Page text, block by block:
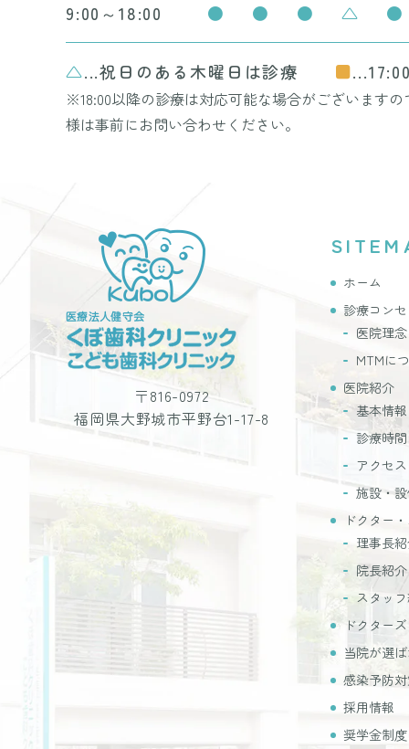
9:00～18:00 ● ● ● △ ●
△...祝日のある木曜日は診療 ■
※18:00以降の診療は対応可能な場合がございます
様は事前にお問い合わせください。
〒816-0972
福岡県大野城市平野台1-17-8
ホーム
診療コンセ
医院理念
MTMに
医院紹介
基本情報
診療時間
アクセス
施設・
ドクター
理事長
院長紹介
スタッ
ドクター
当院が選
感染予防
採用情報
奨学金制